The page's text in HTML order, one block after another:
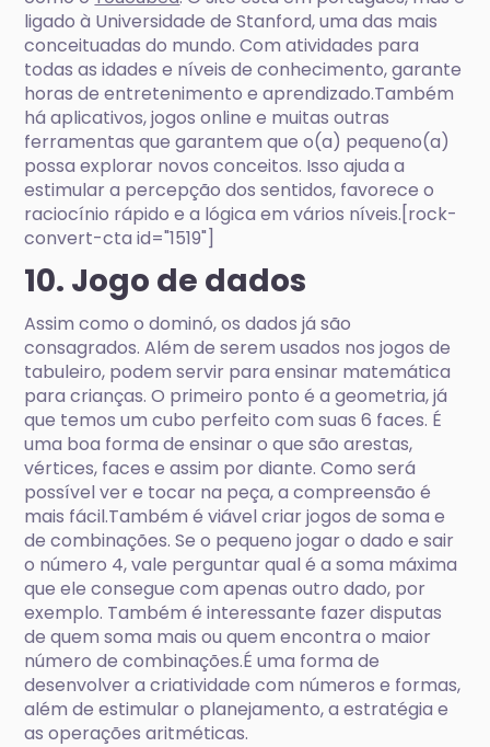
ligado à Universidade de Stanford, uma das mais
conceituadas do mundo. Com atividades para
todas as idades e níveis de conhecimento, garante
horas de entretenimento e aprendizado.Também
há aplicativos, jogos online e muitas outras
ferramentas que garantem que o(a) pequeno(a)
possa explorar novos conceitos. Isso ajuda a
estimular a percepção dos sentidos, favorece o
raciocínio rápido e a lógica em vários níveis.[rock-
convert-cta id="1519"]
10. Jogo de dados
Assim como o dominó, os dados já são
consagrados. Além de serem usados nos jogos de
tabuleiro, podem servir para ensinar matemática
para crianças. O primeiro ponto é a geometria, já
que temos um cubo perfeito com suas 6 faces. É
uma boa forma de ensinar o que são arestas,
vértices, faces e assim por diante. Como será
possível ver e tocar na peça, a compreensão é
mais fácil.Também é viável criar jogos de soma e
de combinações. Se o pequeno jogar o dado e sair
o número 4, vale perguntar qual é a soma máxima
que ele consegue com apenas outro dado, por
exemplo. Também é interessante fazer disputas
de quem soma mais ou quem encontra o maior
número de combinações.É uma forma de
desenvolver a criatividade com números e formas,
além de estimular o planejamento, a estratégia e
as operações aritméticas.